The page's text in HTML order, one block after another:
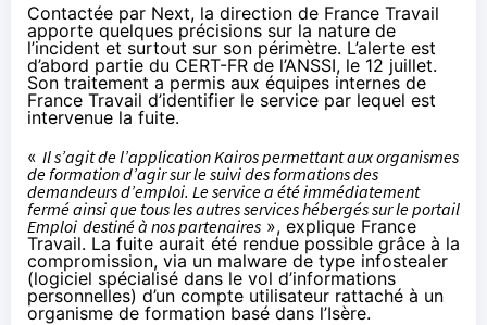
Contactée par Next, la direction de France Travail
apporte quelques précisions sur la nature de
l’incident et surtout sur son périmètre. L’alerte est
d’abord partie du CERT-FR de l’ANSSI, le 12 juillet.
Son traitement a permis aux équipes internes de
France Travail d’identifier le service par lequel est
intervenue la fuite.
« Il s’agit de l’application Kairos permettant aux organismes
de formation d’agir sur le suivi des formations des
demandeurs d’emploi. Le service a été immédiatement
fermé ainsi que tous les autres services hébergés sur le portail
Emploi destiné à nos partenaires », explique France
Travail. La fuite aurait été rendue possible grâce à la
compromission, via un malware de type infostealer
(logiciel spécialisé dans le vol d’informations
personnelles) d’un compte utilisateur rattaché à un
organisme de formation basé dans l’Isère.